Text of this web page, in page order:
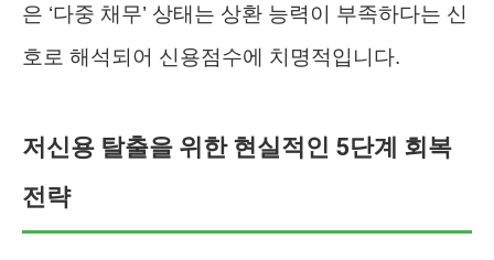
은 ‘다중 채무’ 상태는 상환 능력이 부족하다는 신
호로 해석되어 신용점수에 치명적입니다.
저신용 탈출을 위한 현실적인 5단계 회복
전략